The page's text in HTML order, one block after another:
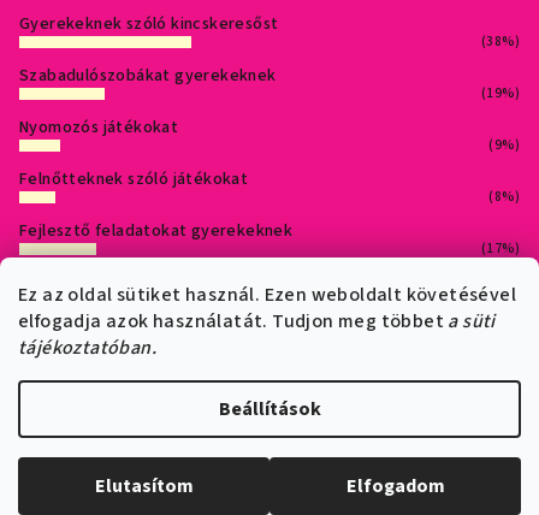
Ez az oldal sütiket használ. Ezen weboldalt követésével
elfogadja azok használatát. Tudjon meg többet a süti
tájékoztatóban.
Beállítások
Elutasítom Elfogadom
Gyerekeknek szóló kincskeresőst
(38%)
Szabadulószobákat gyerekeknek
(19%)
Nyomozós játékokat
(9%)
Felnőtteknek szóló játékokat
(8%)
Fejlesztő feladatokat gyerekeknek
(17%)
Bármi jöhet :)
(9%)
Szavazatok száma:
Adatkezelési szabályzat
fenntartva.